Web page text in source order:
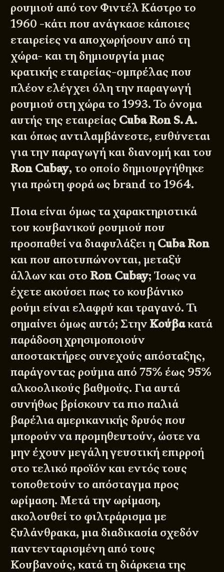
ρουμιού από τον Φιντέλ Κάστρο το
1960 -κάτι που ανάγκασε κάποιες
εταιρείες να αποχωρήσουν από τη
χώρα- και τη δημιουργία μιας
κρατικής εταιρείας-ομπρέλας που
πλέον ελέγχει όλη την παραγωγή
ρουμιού στη χώρα το 1993. Το όνομα
αυτής της εταιρείας Cuba Ron S. A.
και όπως αντιλαμβάνεστε, ευθύνεται
για την παραγωγή και διανομή και του
Ron Cubay, το οποίο δημιουργήθηκε
για πρώτη φορά ως brand το 1964.
Ποια είναι όμως τα χαρακτηριστικά
του κουβανικού ρουμιού που
προσπαθεί να διαφυλάξει η Cuba Ron
και που αποτυπώνονται, μεταξύ
άλλων και στο Ron Cubay; Ίσως να
έχετε ακούσει πως το κουβάνικο
ρούμι είναι ελαφρύ και τραγανό. Τι
σημαίνει όμως αυτό; Στην Κούβακατά
παράδοση χρησιμοποιούν
αποστακτήρες συνεχούς απόσταξης,
παράγοντας ρούμια από 75% έως 95%
αλκοολικούς βαθμούς. Για αυτά
συνήθως βρίσκουν τα πιο παλιά
βαρέλια αμερικανικής δρυός που
μπορούν να προμηθευτούν, ώστε να
μην έχουν μεγάλη γευστική επιρροή
στο τελικό προϊόν και εντός τους
τοποθετούν το απόσταγμα προς
ωρίμαση. Μετά την ωρίμαση,
ακολουθεί το φιλτράρισμα με
ξυλάνθρακα, μια διαδικασία σχεδόν
παντενταρισμένη από τους
Κουβανούς, κατά τη διάρκεια της